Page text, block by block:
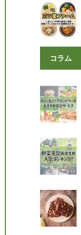
コラム